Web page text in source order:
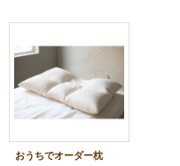
おうちでオーダー枕